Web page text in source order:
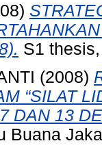
S1
(2008)
“SILAT
DAN 13
Buana